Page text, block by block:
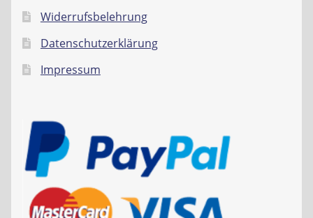
Widerrufsbelehrung
Datenschutzerklärung
Impressum